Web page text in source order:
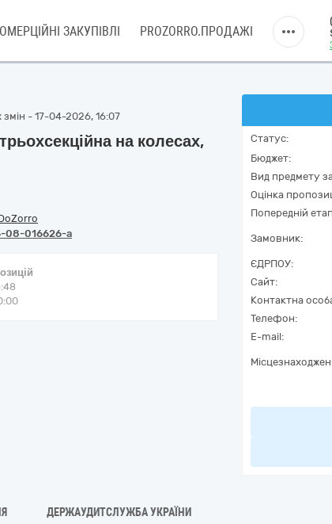
ЗАКУПІВЛІ PROZORRO.ПРОДАЖІ
- 17-04-2026, 16:07
на колесах,
08-016626-a
Статус:
Бюджет:
Вид предмету
Оцінка
Попередній
Замовник:
ЄДРПОУ:
Сайт:
Контактна
Телефон:
E-mail:
ДЕРЖАУДИТСЛУЖБА УКРАЇНИ